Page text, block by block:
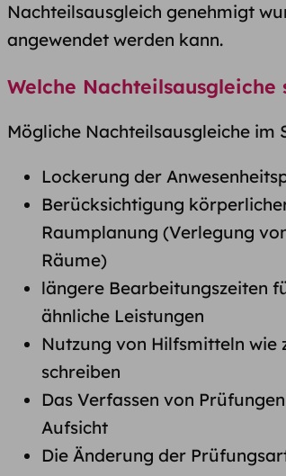
Nachteilsausgleich genehmigt
angewendet werden kann.
Welche Nachteilsausgleiche
Mögliche Nachteilsausgleiche im
Lockerung der
Berücksichtigung
Raumplanung (Verlegung
Räume)
längere Bearbeitungszeiten
ähnliche Leistungen
Nutzung von Hilfsmitteln wie
schreiben
Das Verfassen von
Aufsicht
Die Änderung der